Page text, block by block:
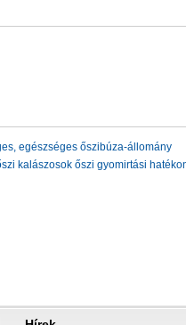
egészséges őszibúza-állomány
kalászosok őszi gyomirtási